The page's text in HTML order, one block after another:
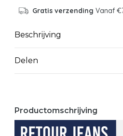
Gratis verzending Vanaf
Beschrijving
Delen
Productomschrijving